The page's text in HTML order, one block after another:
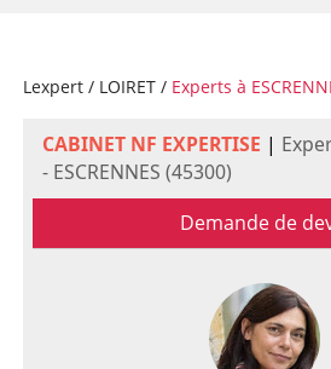
Lexpert/ LOIRET/ Experts à
CABINET NF EXPERTISE |
- ESCRENNES (45300)
Demande de